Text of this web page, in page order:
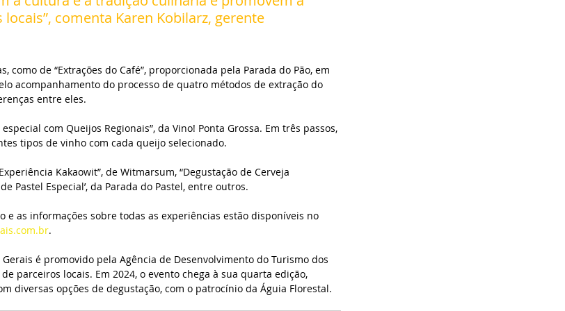
comenta Karen Kobilarz, gerente
como de “Extrações do Café”, proporcionada pela Parada do Pão, em
acompanhamento do processo de quatro métodos de extração do
entre eles.
com Queijos Regionais”, da Vino! Ponta Grossa. Em três passos,
tipos de vinho com cada queijo selecionado.
Kakaowit”, de Witmarsum, “Degustação de Cerveja
Pastel Especial’, da Parada do Pastel, entre outros.
e as informações sobre todas as experiências estão disponíveis no
.
é promovido pela Agência de Desenvolvimento do Turismo dos
parceiros locais. Em 2024, o evento chega à sua quarta edição,
diversas opções de degustação, com o patrocínio da Águia Florestal.